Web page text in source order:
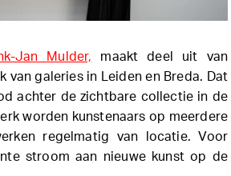
Jan Mulder, maakt deel uit van
van galeries in Leiden en Breda. Dat
achter de zichtbare collectie in de
worden kunstenaars op meerdere
regelmatig van locatie. Voor
stroom aan nieuwe kunst op de